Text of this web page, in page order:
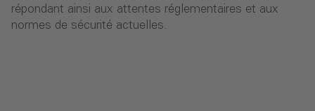
répondant ainsi aux attentes réglementaires et aux
normes de sécurité actuelles.